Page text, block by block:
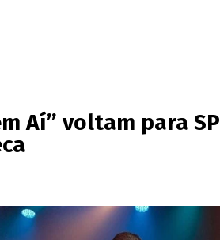
Aí” voltam para SP